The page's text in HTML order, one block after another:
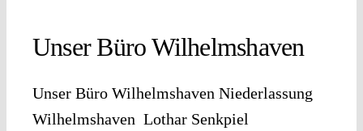
Unser Büro Wilhelmshaven
Unser Büro Wilhelmshaven Niederlassung
Wilhelmshaven Lothar Senkpiel